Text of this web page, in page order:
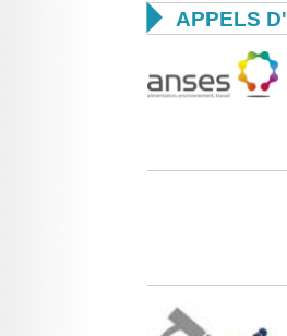
 APPELS